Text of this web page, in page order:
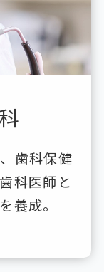
歯科保健
科医師と
養成。